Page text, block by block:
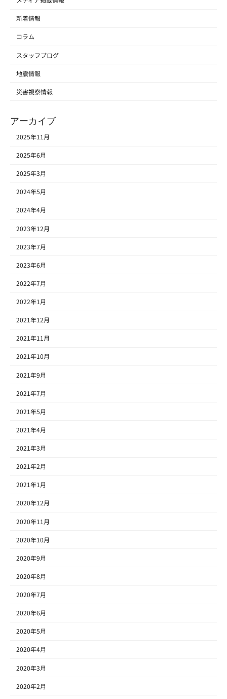
新着情報
コラム
スタッフブログ
地震情報
災害視察情報
アーカイブ
2025年11月
2025年6月
2025年3月
2024年5月
2024年4月
2023年12月
2023年7月
2023年6月
2022年7月
2022年1月
2021年12月
2021年11月
2021年10月
2021年9月
2021年7月
2021年5月
2021年4月
2021年3月
2021年2月
2021年1月
2020年12月
2020年11月
2020年10月
2020年9月
2020年8月
2020年7月
2020年6月
2020年5月
2020年4月
2020年3月
2020年2月